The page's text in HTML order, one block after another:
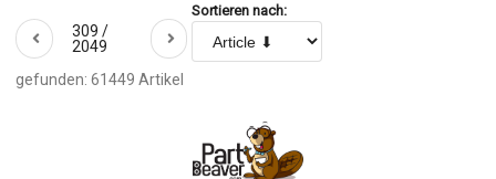
309 /
2049
Sortieren nach:
gefunden: 61449 Artikel